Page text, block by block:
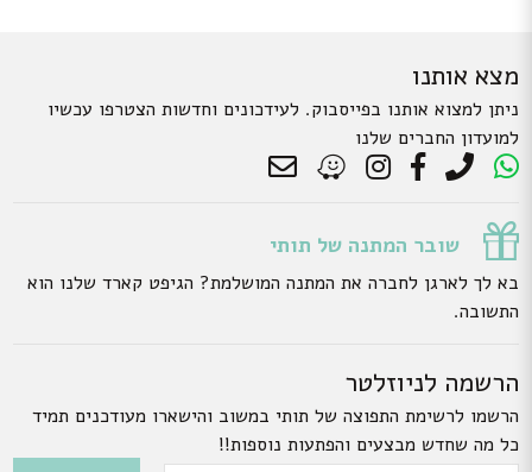
מצא אותנו
ניתן למצוא אותנו בפייסבוק. לעידכונים וחדשות הצטרפו עכשיו
למועדון החברים שלנו
שובר המתנה של תותי
בא לך לארגן לחברה את המתנה המושלמת? הגיפט קארד שלנו הוא
התשובה.
הרשמה לניוזלטר
הרשמו לרשימת התפוצה של תותי במשוב והישארו מעודכנים תמיד
כל מה שחדש מבצעים והפתעות נוספות!!